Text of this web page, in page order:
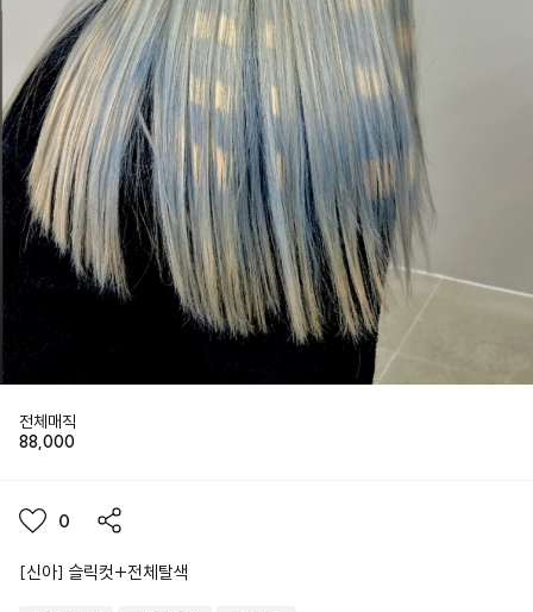
전체매직
88,000
0
[신아] 슬릭컷+전체탈색